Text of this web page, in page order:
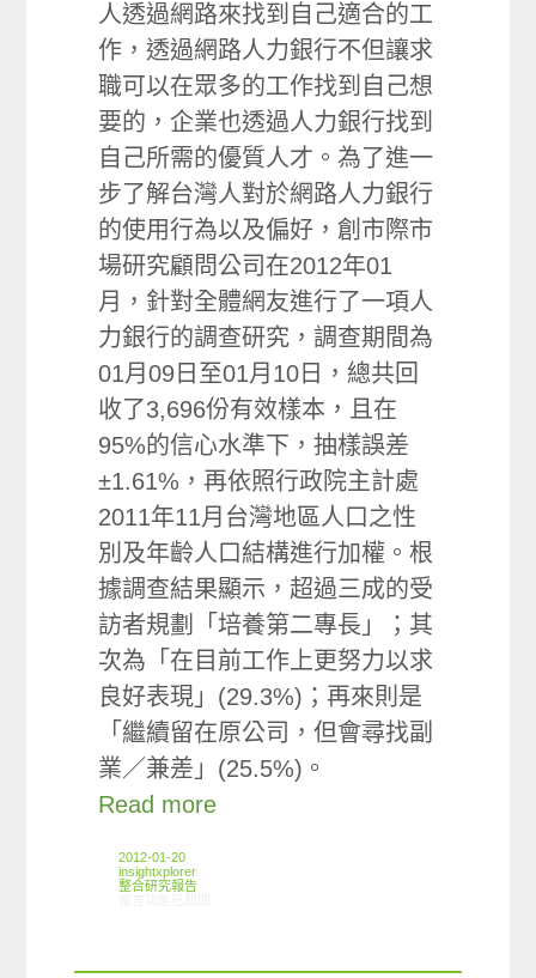
人透過網路來找到自己適合的工
作，透過網路人力銀行不但讓求
職可以在眾多的工作找到自己想
要的，企業也透過人力銀行找到
自己所需的優質人才。為了進一
步了解台灣人對於網路人力銀行
的使用行為以及偏好，創市際市
場研究顧問公司在2012年01
月，針對全體網友進行了一項人
力銀行的調查研究，調查期間為
01月09日至01月10日，總共回
收了3,696份有效樣本，且在
95%的信心水準下，抽樣誤差
±1.61%，再依照行政院主計處
2011年11月台灣地區人口之性
別及年齡人口結構進行加權。根
據調查結果顯示，超過三成的受
訪者規劃「培養第二專長」；其
次為「在目前工作上更努力以求
良好表現」(29.3%)；再來則是
「繼續留在原公司，但會尋找副
業／兼差」(25.5%)。
Read more
2012-01-20
insightxplorer
整合研究報告